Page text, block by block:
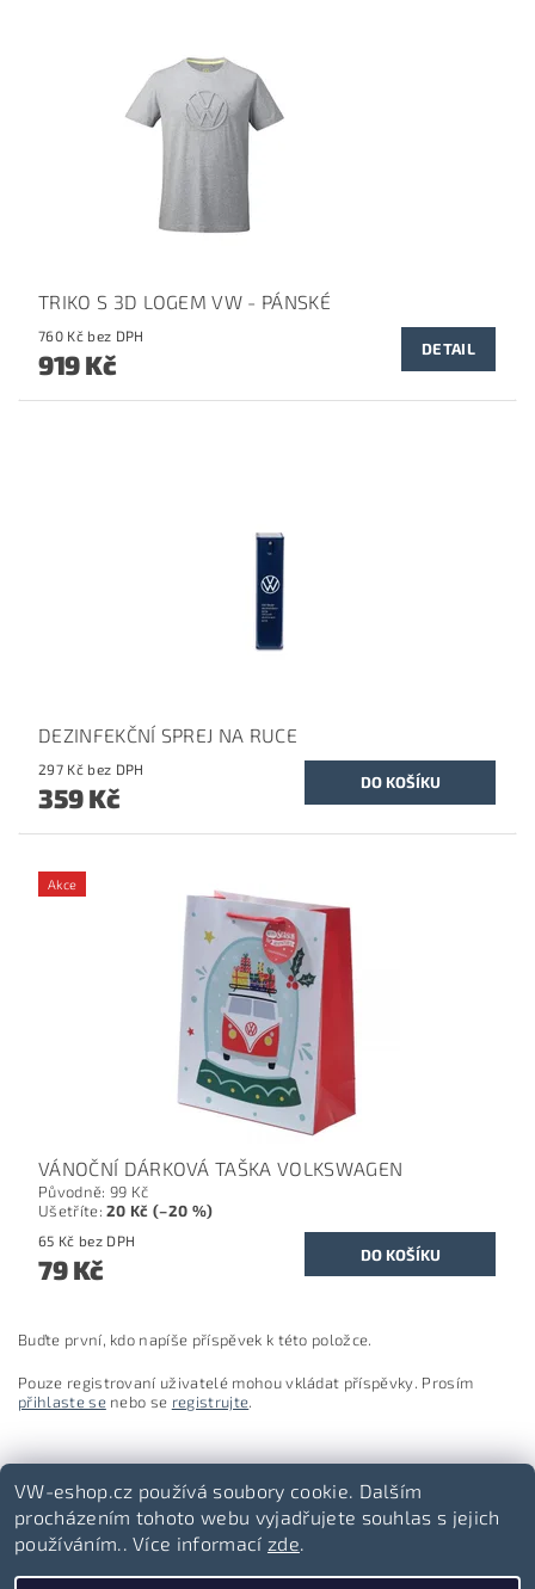
TRIKO S 3D LOGEM VW - PÁNSKÉ
760 Kč bez DPH
919 Kč DETAIL
DEZINFEKČNÍ SPREJ NA RUCE
297 Kč bez DPH
359 Kč
Akce
VÁNOČNÍ DÁRKOVÁ TAŠKA VOLKSWAGEN
Původně: 99 Kč
Ušetříte:20 Kč (–20 %)
65 Kč bez DPH
79 Kč
Buďte první, kdo napíše příspěvek k této položce.
Pouze registrovaní uživatelé mohou vkládat příspěvky. Prosím
přihlaste senebo se registrujte.
Volkswagen-lifestyle.cz
VW-eshop.cz používá soubory cookie. Dalším
procházením tohoto webu vyjadřujete souhlas s jejich
používáním.. Více informací zde.